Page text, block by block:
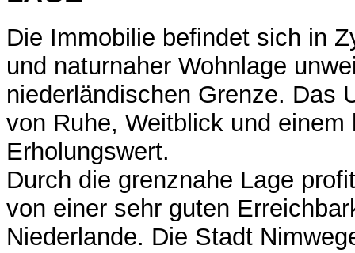
Die Immobilie befindet sich in
und naturnaher Wohnlage
niederländischen Grenze. Das
von Ruhe, Weitblick und einem
Erholungswert.
Durch die grenznahe Lage
von einer sehr guten
Niederlande. Die Stadt